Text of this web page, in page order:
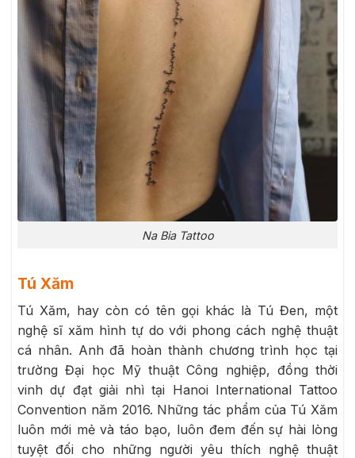
Na Bia Tattoo
Tú Xăm
Tú Xăm, hay còn có tên gọi khác là Tú Đen, một
nghệ sĩ xăm hình tự do với phong cách nghệ thuật
cá nhân. Anh đã hoàn thành chương trình học tại
trường Đại học Mỹ thuật Công nghiệp, đồng thời
vinh dự đạt giải nhì tại Hanoi International Tattoo
Convention năm 2016. Những tác phẩm của Tú Xăm
luôn mới mẻ và táo bạo, luôn đem đến sự hài lòng
tuyệt đối cho những người yêu thích nghệ thuật